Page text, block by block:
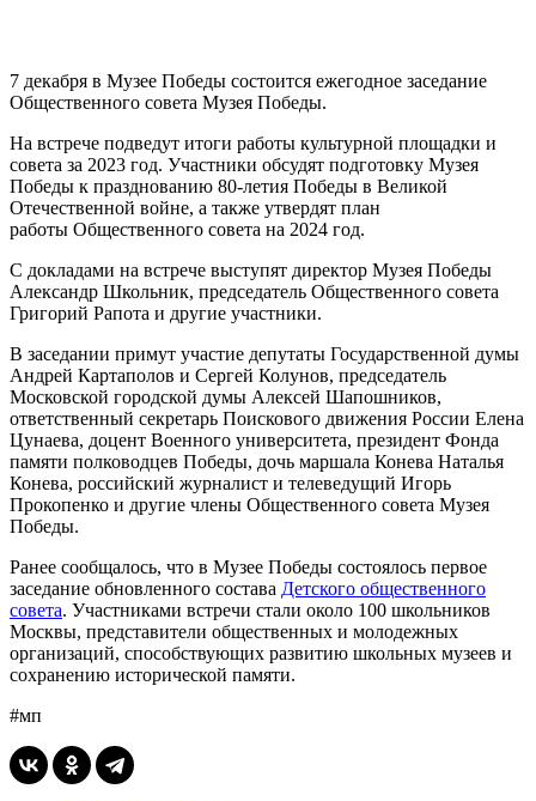
7 декабря в Музее Победы состоится ежегодное заседание
Общественного совета Музея Победы.
На встрече подведут итоги работы культурной площадки и
совета за 2023 год. Участники обсудят подготовку Музея
Победы к празднованию 80-летия Победы в Великой
Отечественной войне, а также утвердят план
работы Общественного совета на 2024 год.
С докладами на встрече выступят директор Музея Победы
Александр Школьник, председатель Общественного совета
Григорий Рапота и другие участники.
В заседании примут участие депутаты Государственной думы
Андрей Картаполов и Сергей Колунов, председатель
Московской городской думы Алексей Шапошников,
ответственный секретарь Поискового движения России Елена
Цунаева, доцент Военного университета, президент Фонда
памяти полководцев Победы, дочь маршала Конева Наталья
Конева, российский журналист и телеведущий Игорь
Прокопенко и другие члены Общественного совета Музея
Победы.
Ранее сообщалось, что в Музее Победы состоялось первое
заседание обновленного состава Детского общественного
совета. Участниками встречи стали около 100 школьников
Москвы, представители общественных и молодежных
организаций, способствующих развитию школьных музеев и
сохранению исторической памяти.
#мп